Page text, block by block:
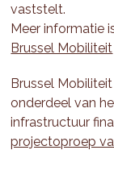
vaststelt.
Meer informatie
Brussel Mobiliteit
Brussel
onderdeel van
infrastructuur
projectoproep